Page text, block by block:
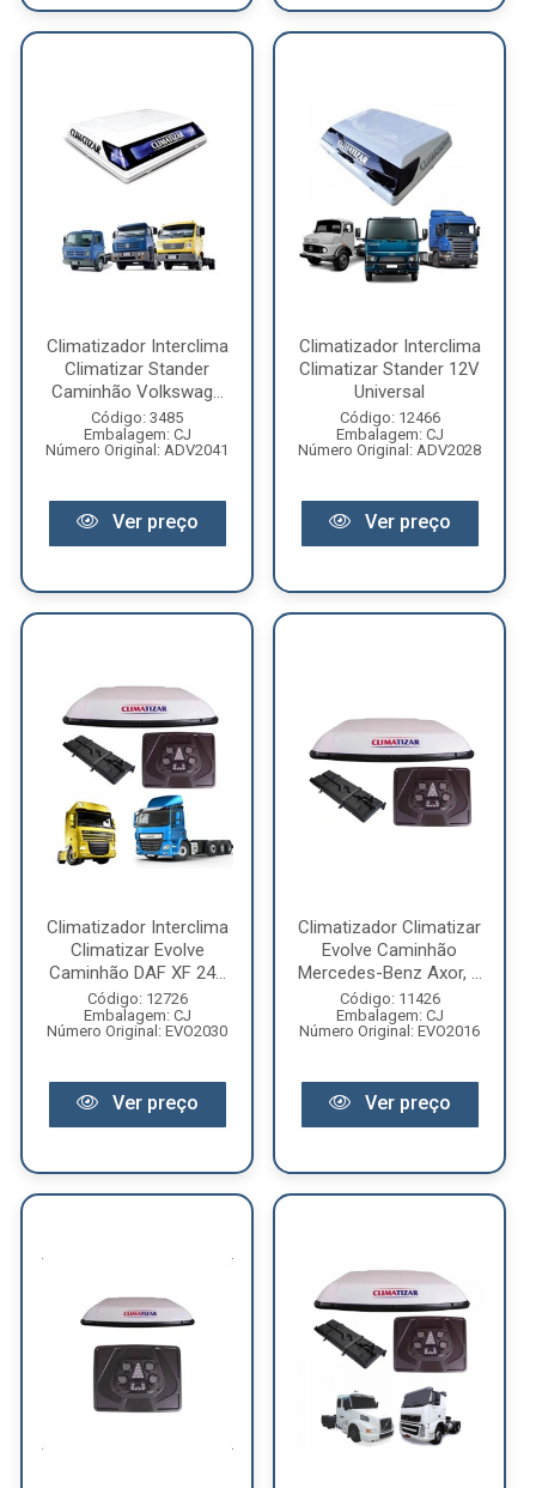
Climatizador Interclima
Climatizar Stander
Caminhão Volkswag...
Código: 3485
Embalagem: CJ
Número Original: ADV2041
Ver preço
Climatizador Interclima
Climatizar Stander 12V
Universal
Código: 12466
Embalagem: CJ
Número Original: ADV2028
Ver preço
Climatizador Interclima
Climatizar Evolve
Caminhão DAF XF 24...
Código: 12726
Embalagem: CJ
Número Original: EVO2030
Ver preço
Climatizador Climatizar
Evolve Caminhão
Mercedes-Benz Axor, ...
Código: 11426
Embalagem: CJ
Número Original: EVO2016
Ver preço